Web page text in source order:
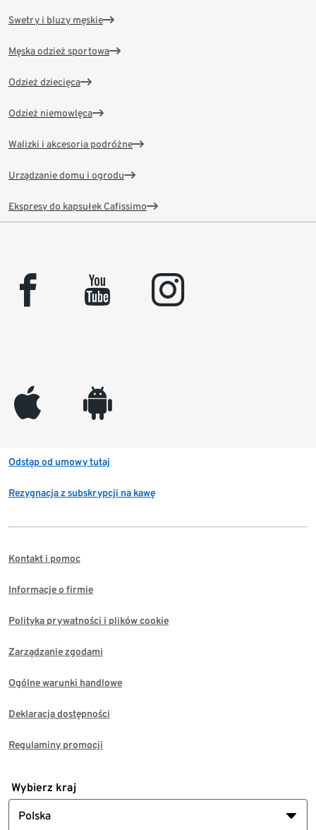
Swetry i bluzy męskie
Męska odzież sportowa
Odzież dziecięca
Odzież niemowlęca
Walizki i akcesoria podróżne
Urządzanie domu i ogrodu
Ekspresy do kapsułek Cafissimo
facebook youtube instagram
appleinc android
Odstąp od umowy tutaj
Rezygnacja z subskrypcji na kawę
Kontakt i pomoc
Informacje o firmie
Polityka prywatności i plików cookie
Zarządzanie zgodami
Ogólne warunki handlowe
Deklaracja dostępności
Regulaminy promocji
Wybierz kraj
Polska